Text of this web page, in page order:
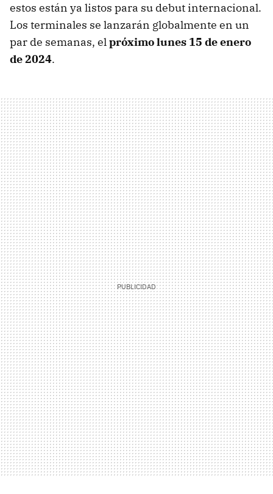
estos están ya listos para su debut internacional.
Los terminales se lanzarán globalmente en un
par de semanas, elpróximo lunes 15 de enero
de 2024.